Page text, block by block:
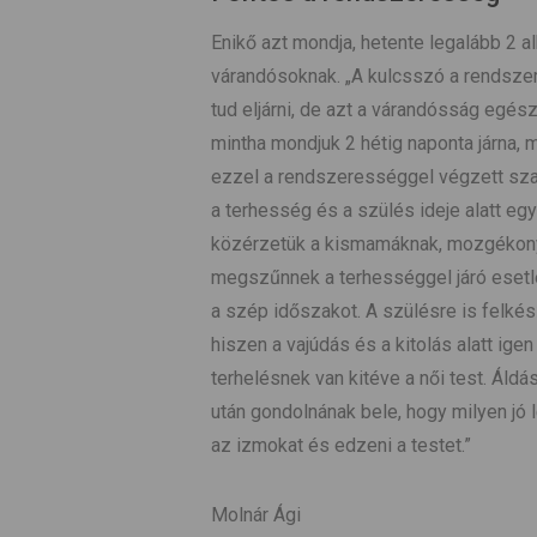
Enikő azt mondja, hetente legalább 2
várandósoknak. „A kulcsszó a
tud eljárni, de azt a várandósság
mintha mondjuk 2 hétig naponta járna,
ezzel a rendszerességgel végzett
a terhesség és a szülés ideje alatt
közérzetük a kismamáknak,
megszűnnek a terhességgel járó
a szép időszakot. A szülésre is
hiszen a vajúdás és a kitolás alatt
terhelésnek van kitéve a női test.
után gondolnának bele, hogy milyen
az izmokat és edzeni a testet.”
Molnár Ági